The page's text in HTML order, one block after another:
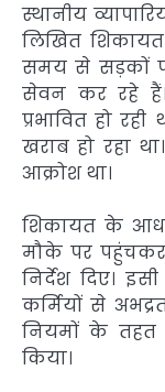
स्थानीय
लिखित
समय से सड़कों
सेवन कर रहे
प्रभावित हो
खराब हो रहा
आक्रोश था।
शिकायत के
मौके पर
निर्देश दिए।
कर्मियों से
नियमों के तहत
किया।